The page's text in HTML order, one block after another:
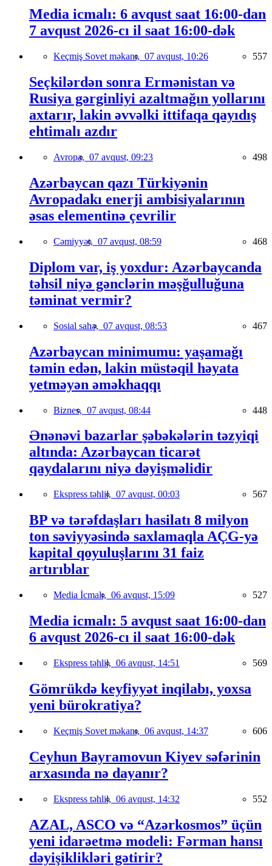
Media icmalı: 6 avqust saat 16:00-dan
7 avqust 2026-cı il saat 16:00-dək
Keçmiş Sovet məkanı, 07 avqust, 10:26 557
Seçkilərdən sonra Ermənistan və
Rusiya gərginliyi azaltmağın yollarını
axtarır, lakin əvvəlki ittifaqa qayıdış
ehtimalı azdır
Avropa, 07 avqust, 09:23 498
Azərbaycan qazı Türkiyənin
Avropadakı enerji ambisiyalarının
əsas elementinə çevrilir
Cəmiyyət, 07 avqust, 08:59 468
Diplom var, iş yoxdur: Azərbaycanda
təhsil niyə gənclərin məşğulluğuna
təminat vermir?
Sosial sahə, 07 avqust, 08:53 467
Azərbaycan minimumu: yaşamağı
təmin edən, lakin müstəqil həyata
yetməyən əməkhaqqı
Biznes, 07 avqust, 08:44 448
Ənənəvi bazarlar şəbəkələrin təzyiqi
altında: Azərbaycan ticarət
qaydalarını niyə dəyişməlidir
Ekspress təhlil, 07 avqust, 00:03 567
BP və tərəfdaşları hasilatı 8 milyon
ton səviyyəsində saxlamaqla AÇG-yə
kapital qoyuluşlarını 31 faiz
artırıblar
Media İcmalı, 06 avqust, 15:09 527
Media icmalı: 5 avqust saat 16:00-dan
6 avqust 2026-cı il saat 16:00-dək
Ekspress təhlil, 06 avqust, 14:51 569
Gömrükdə keyfiyyət inqilabı, yoxsa
yeni bürokratiya?
Keçmiş Sovet məkanı, 06 avqust, 14:37 606
Ceyhun Bayramovun Kiyev səfərinin
arxasında nə dayanır?
Ekspress təhlil, 06 avqust, 14:32 552
AZAL, ASCO və “Azərkosmos” üçün
yeni idarəetmə modeli: Fərman hansı
dəyişiklikləri gətirir?